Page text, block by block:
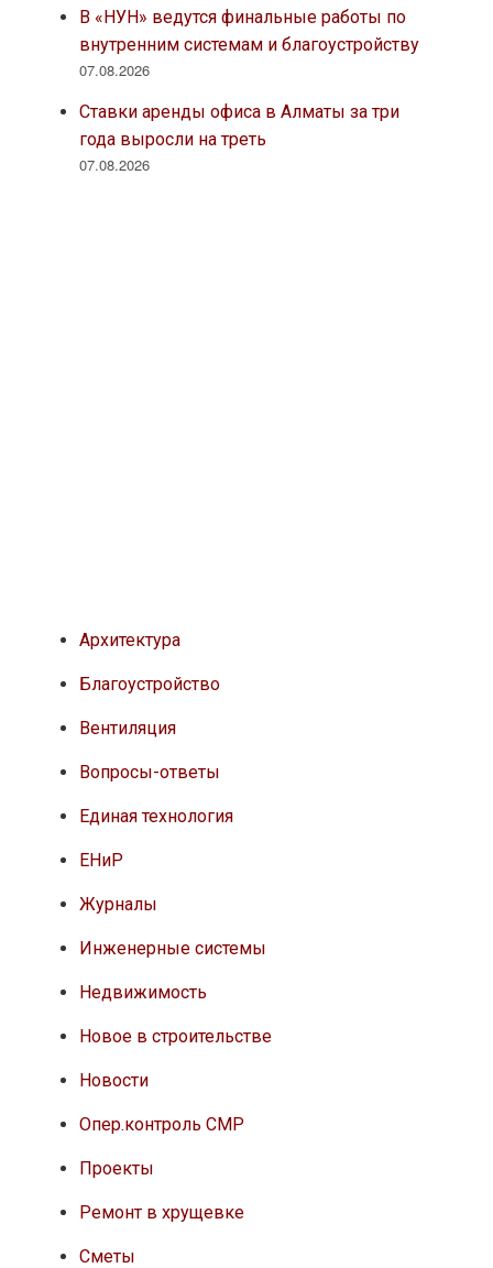
В «НУН» ведутся финальные работы по
внутренним системам и благоустройству
07.08.2026
Ставки аренды офиса в Алматы за три
года выросли на треть
07.08.2026
Архитектура
Благоустройство
Вентиляция
Вопросы-ответы
Единая технология
ЕНиР
Журналы
Инженерные системы
Недвижимость
Новое в строительстве
Новости
Опер.контроль СМР
Проекты
Ремонт в хрущевке
Сметы